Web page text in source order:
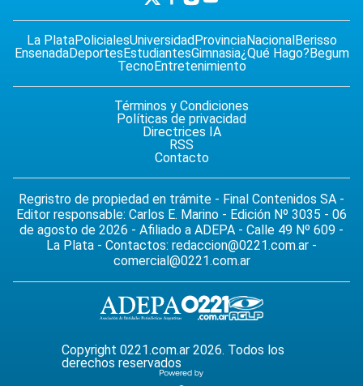
La PlataPolicialesUniversidad ProvinciaNacional Berisso
EnsenadaDeportes EstudiantesGimnasia¿Qué Hago? Begum
TecnoEntretenimiento
Términos y Condiciones
Políticas de privacidad
Directrices IA
RSS
Contacto
Regristro de propiedad en trámite - Final Contenidos SA -
Editor responsable: Carlos E. Marino - Edición Nº 3035 - 06
de agosto de 2026 - Afiliado a ADEPA - Calle 49 Nº 609 -
La Plata - Contactos: redaccion@0221.com.ar -
comercial@0221.com.ar
Copyright 0221.com.ar 2026. Todos los
derechos reservados